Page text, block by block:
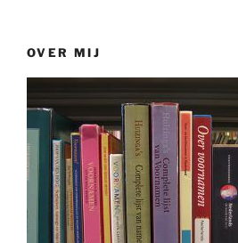
OVER MIJ